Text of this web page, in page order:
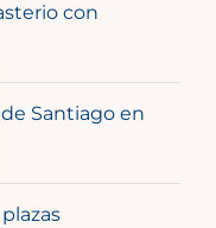
con
Santiago en